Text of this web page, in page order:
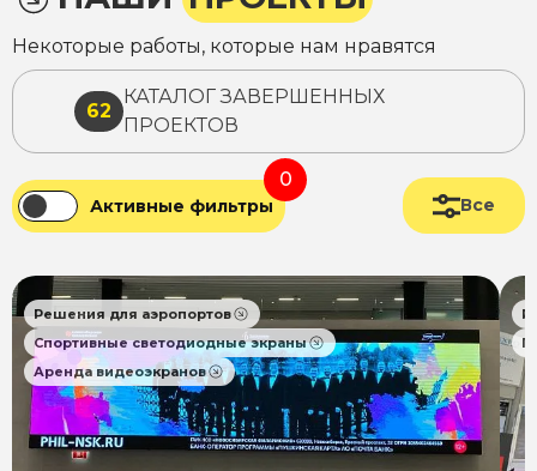
Некоторые работы, которые нам нравятся
62
КАТАЛОГ ЗАВЕРШЕННЫХ
ПРОЕКТОВ
Активные фильтры
0
Все
Решения для аэропортов
Спортивные светодиодные экраны
Аренда видеоэкранов